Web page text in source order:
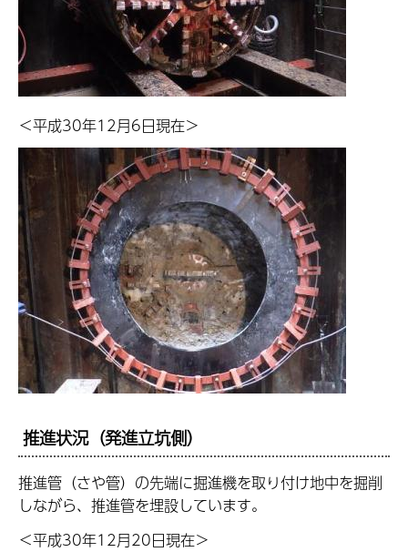
＜平成30年12月6日現在＞
推進状況（発進立坑側）
推進管（さや管）の先端に掘進機を取り付け地中を掘削
しながら、推進管を埋設しています。
＜平成30年12月20日現在＞